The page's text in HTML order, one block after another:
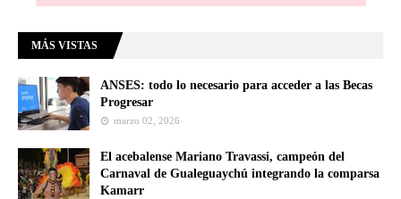
MÁS VISTAS
ANSES: todo lo necesario para acceder a las Becas
Progresar
marzo 02, 2026
El acebalense Mariano Travassi, campeón del
Carnaval de Gualeguaychú integrando la comparsa
Kamarr